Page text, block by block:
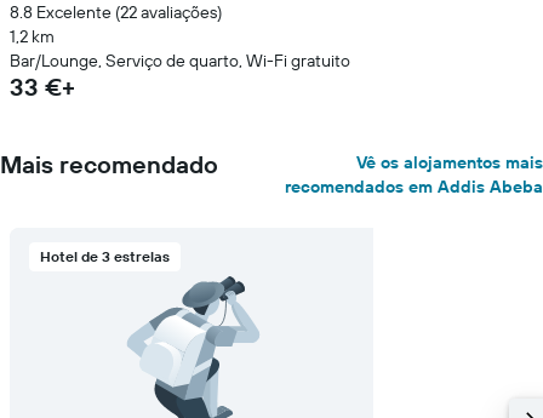
8.8 Excelente (22 avaliações)
1,2 km
Bar/Lounge, Serviço de quarto, Wi-Fi gratuito
33 €+
Mais recomendado
Vê os alojamentos mais
recomendados em Addis Abeba
Hotel de 3 estrelas